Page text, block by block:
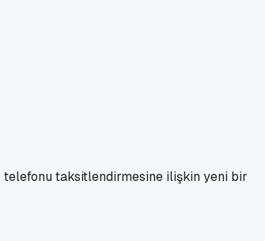
telefonu taksitlendirmesine ilişkin yeni bir